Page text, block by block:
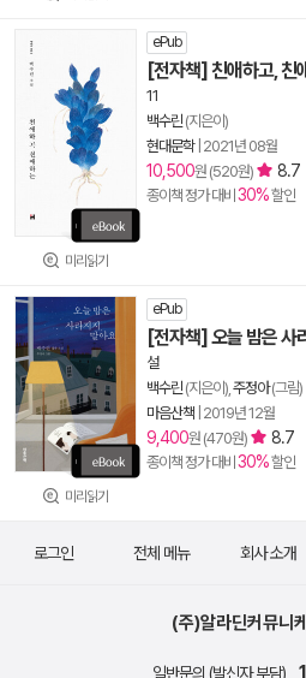
미리읽기
ePub
[전자책] 친애하고, 친
11
백수린 (지은이)
현대문학| 2021년 08월
10,500원 (520원) 8.7
종이책 정가 대비 30%할인
미리읽기
ePub
[전자책] 오늘 밤은 사
설
백수린 (지은이), 주정아(그림)
마음산책 2019년 12월
9,400원 (470원) 8.7
종이책 정가 대비 30%할인
로그인 전체 메뉴 회사 소개
(주)알라딘커뮤니
일반문의 (발신자 부담)